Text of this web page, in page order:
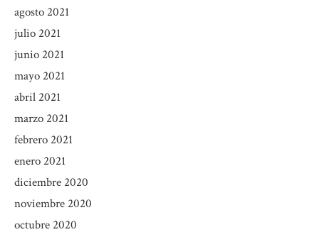
agosto 2021
julio 2021
junio 2021
mayo 2021
abril 2021
marzo 2021
febrero 2021
enero 2021
diciembre 2020
noviembre 2020
octubre 2020